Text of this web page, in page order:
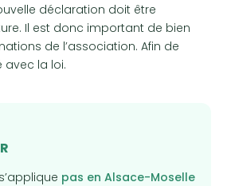
déclaration doit être
Il est donc important de bien
de l’association. Afin de
avec la loi.
pas en Alsace-Moselle